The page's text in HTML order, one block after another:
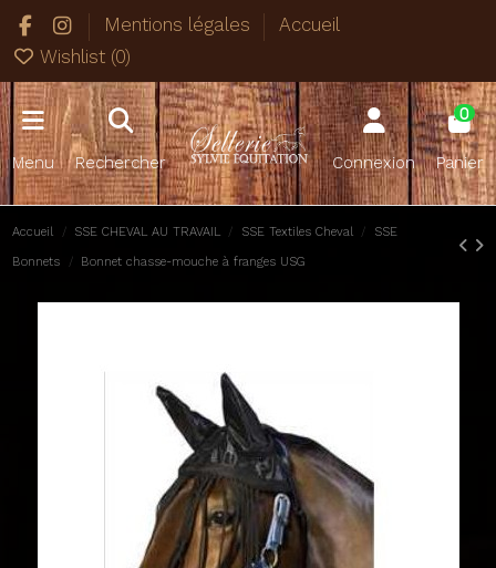
Mentions légales
Accueil
Wishlist (0)
Menu Rechercher Connexion
0
Panier
Accueil SSE CHEVAL AU TRAVAIL SSE Textiles Cheval SSE
Bonnets Bonnet chasse-mouche à franges USG